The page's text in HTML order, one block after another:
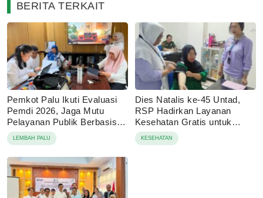
BERITA TERKAIT
Pemkot Palu Ikuti Evaluasi
Pemdi 2026, Jaga Mutu
Pelayanan Publik Berbasis
Digital
LEMBAH PALU
Dies Natalis ke-45 Untad,
RSP Hadirkan Layanan
Kesehatan Gratis untuk
Masyaraka
KESEHATAN